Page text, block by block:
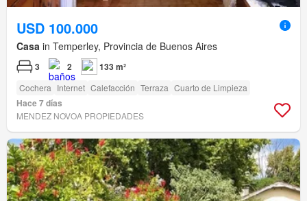
USD 100.000
Casa in Temperley, Provincia de Buenos Aires
3 2 133 m²
Cochera Internet Calefacción Terraza Cuarto de Limpieza
Hace 7 días
MENDEZ NOVOA PROPIEDADES